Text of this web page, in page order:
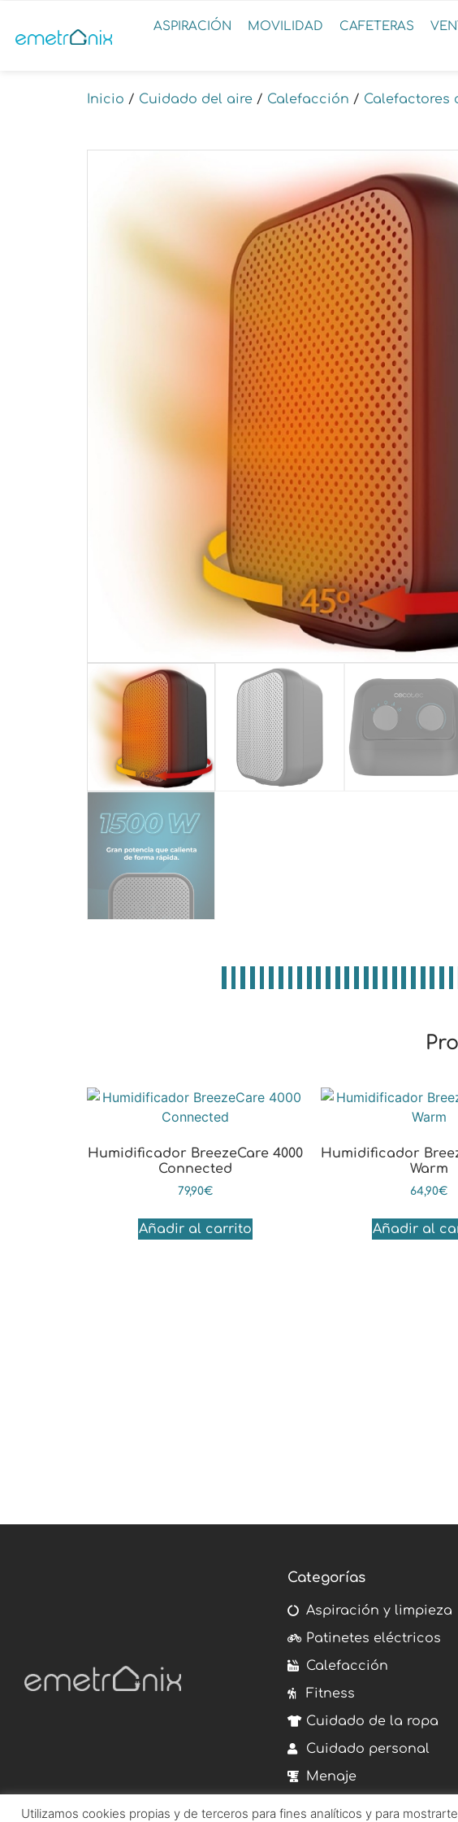
ASPIRACIÓN MOVILIDAD CAFETERAS
Inicio / Cuidado del aire / Calefacción / Calefactores
Humidificador BreezeCare 4000
Connected
79,90€
Añadir al carrito
Humidificador
Warm
64,90€
Añadir al
Categorías
Aspiración y limpieza
Patinetes eléctricos
Calefacción
Fitness
Cuidado de la ropa
Cuidado personal
Menaje
Utilizamos cookies propias y de terceros para fines analíticos y para